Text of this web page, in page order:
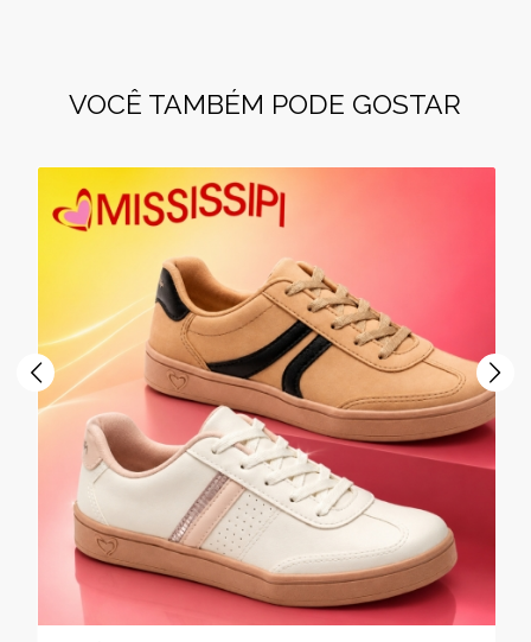
VOCÊ TAMBÉM PODE GOSTAR